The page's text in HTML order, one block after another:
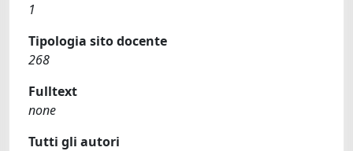
1
Tipologia sito docente
268
Fulltext
none
Tutti gli autori